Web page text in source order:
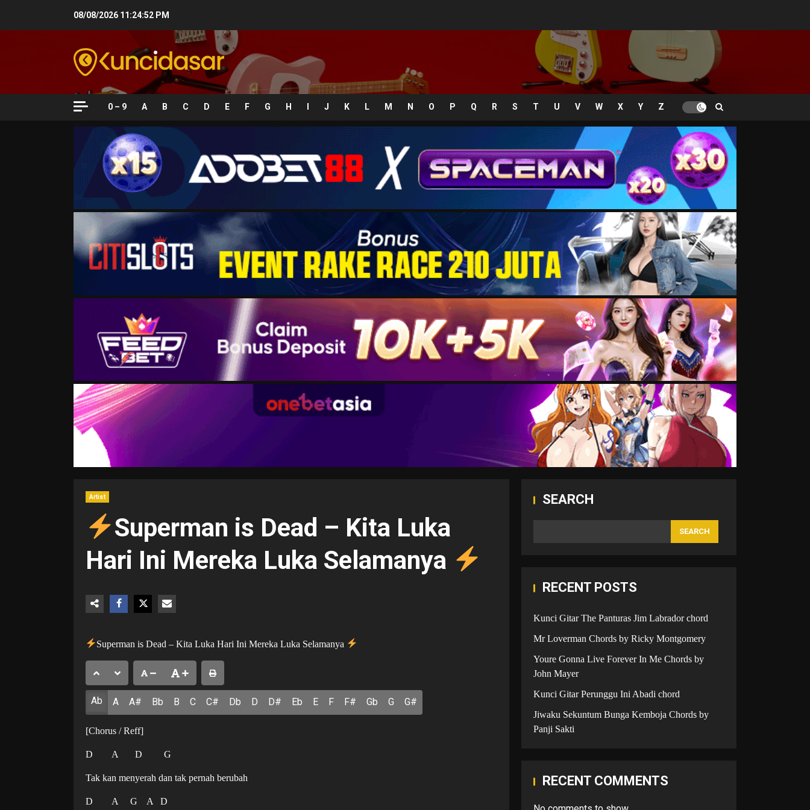
08/08/2026 11:24:53 PM
0 – 9 A B C D E F G H J K L M N O P Q R S T U V W X Y Z
Artist
Superman is Dead – Kita Luka
Hari Ini Mereka Luka Selamanya
Superman is Dead – Kita Luka Hari Ini Mereka Luka Selamanya
Ab A A# Bb B C C# Db D D# Eb E F F# Gb G G#
[Chorus / Reff]
D A D G
Tak kan menyerah dan tak pernah berubah
D A G A D
SEARCH
SEARCH
RECENT POSTS
Kunci Gitar The Panturas Jim Labrador chord
Mr Loverman Chords by Ricky Montgomery
Youre Gonna Live Forever In Me Chords by
John Mayer
Kunci Gitar Perunggu Ini Abadi chord
Jiwaku Sekuntum Bunga Kemboja Chords by
Panji Sakti
RECENT COMMENTS